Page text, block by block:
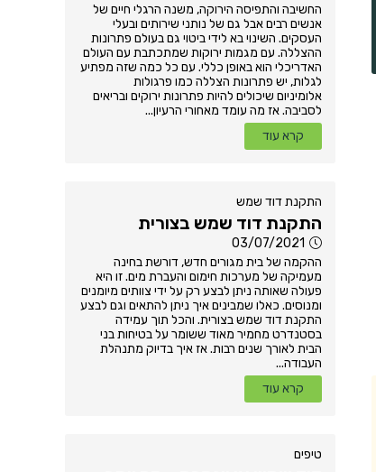
החשיבה והתפיסה הירוקה, משנה הרגלי חיים של
אנשים רבים אבל גם של נותני שירותים ובעלי
העסקים. השינוי בא לידי ביטוי גם בעולם פתרונות
ההצללה. עם מגמות ירוקות שמתכתבת עם העולם
האדריכלי הוא באופן כללי. עם כל כמה שזה מפתיע
לגלות, יש פתרונות הצללה כמו פרגולות
אלומיניום שיכולים להיות פתרונות ירוקים ובריאים
לסביבה. אז מה עומד מאחורי הרעיון...
קרא עוד
התקנת דוד שמש
התקנת דוד שמש בצורית
03/07/2021
ההקמה של בית מגורים חדש, דורשת בחינה
מעמיקה של מערכות חימום והעברת מים. זו היא
פעולה שאותה ניתן לבצע רק על ידי צוותים מיומנים
ומנוסים. כאלו שמבינים איך ניתן להתאים וגם לבצע
התקנת דוד שמש בצורית. והכל תוך עמידה
בסטנדרט מחמיר מאוד ששומר על בטיחות בני
הבית לאורך שנים רבות. אז איך בדיוק מתנהלת
העבודה...
קרא עוד
טיפים